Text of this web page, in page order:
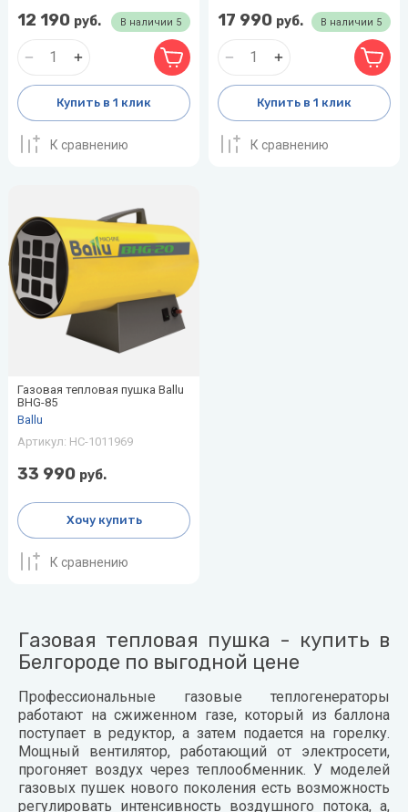
В наличии 5
12 190 руб.
Купить в 1 клик
К сравнению
В наличии 5
17 990 руб.
Купить в 1 клик
К сравнению
Газовая тепловая пушка Ballu
BHG-85
Ballu
Артикул: НС-1011969
33 990 руб.
Хочу купить
К сравнению
Газовая тепловая пушка - купить в
Белгороде по выгодной цене
Профессиональные газовые теплогенераторы
работают на сжиженном газе, который из баллона
поступает в редуктор, а затем подается на горелку.
Мощный вентилятор, работающий от электросети,
прогоняет воздух через теплообменник. У моделей
газовых пушек нового поколения есть возможность
регулировать интенсивность воздушного потока, а,